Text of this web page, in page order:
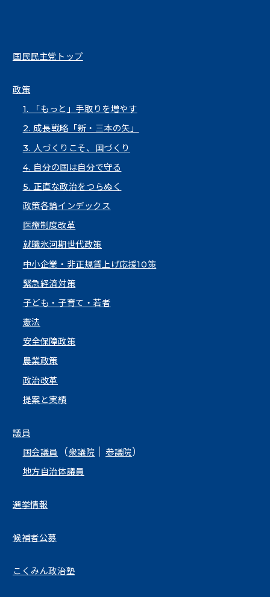
国民民主党トップ
政策
1. 「もっと」手取りを増やす
2. 成長戦略「新・三本の矢」
3. 人づくりこそ、国づくり
4. 自分の国は自分で守る
5. 正直な政治をつらぬく
政策各論インデックス
医療制度改革
就職氷河期世代政策
中小企業・非正規賃上げ応援10策
緊急経済対策
子ども・子育て・若者
憲法
安全保障政策
農業政策
政治改革
提案と実績
議員
国会議員
（衆議院 ｜参議院）
地方自治体議員
選挙情報
候補者公募
こくみん政治塾